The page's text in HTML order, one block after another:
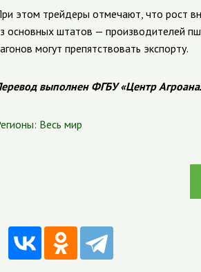
этом трейдеры отмечают, что рост
основных штатов — производителей
могут препятствовать экспорту.
выполнен ФГБУ «Центр
Весь мир